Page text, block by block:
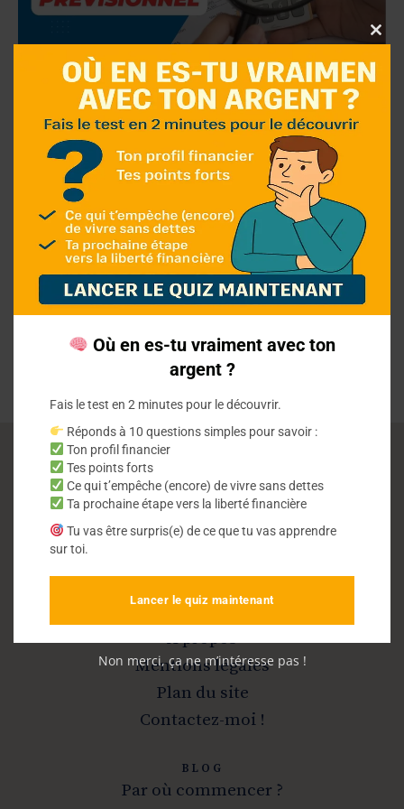
Définir le terme : Budget
prévisionnel
Un budget prévisionnel est un outil de gestion
financière essentiel pour anticiper les recettes
et dépenses futures. Découvrez comment le
construire et l’utiliser efficacement
Vivre sans dettes
Sortir de la dette et devenir libre
A propos
Mentions légales
Plan du site
Contactez-moi !
BLOG
Par où commencer ?
Où en es-tu vraiment avec ton
argent ?
Fais le test en 2 minutes pour le découvrir.
Réponds à 10 questions simples pour savoir :
Ton profil financier
Tes points forts
Ce qui t’empêche (encore) de vivre sans dettes
Ta prochaine étape vers la liberté financière
Tu vas être surpris(e) de ce que tu vas apprendre
sur toi.
Lancer le quiz maintenant
Non merci, ça ne m’intéresse pas !